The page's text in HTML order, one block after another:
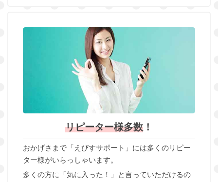
リピーター様多数 ！
おかげさまで「えびすサポート」には多くのリピー
ター様がいらっしゃいます。
多くの方に「気に入った！」と言っていただけるの